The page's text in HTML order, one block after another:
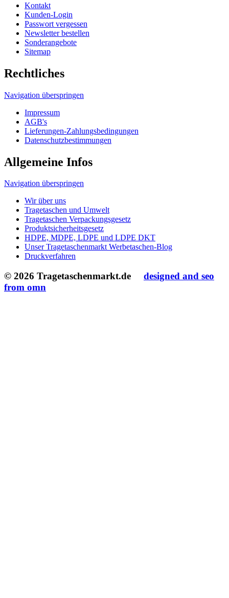
Kontakt
Kunden-Login
Passwort vergessen
Newsletter bestellen
Sonderangebote
Sitemap
Rechtliches
Navigation überspringen
Impressum
AGB's
Lieferungen-Zahlungsbedingungen
Datenschutzbestimmungen
Allgemeine Infos
Navigation überspringen
Wir über uns
Tragetaschen und Umwelt
Tragetaschen Verpackungsgesetz
Produktsicherheitsgesetz
HDPE, MDPE, LDPE und LDPE DKT
Unser Tragetaschenmarkt Werbetaschen-Blog
Druckverfahren
© 2026 Tragetaschenmarkt.de designed and seo
from omn